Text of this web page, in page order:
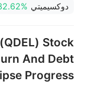
دوكسيميتي
Stock
And Debt
Progress